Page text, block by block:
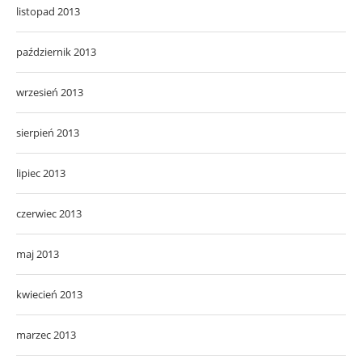
listopad 2013
październik 2013
wrzesień 2013
sierpień 2013
lipiec 2013
czerwiec 2013
maj 2013
kwiecień 2013
marzec 2013